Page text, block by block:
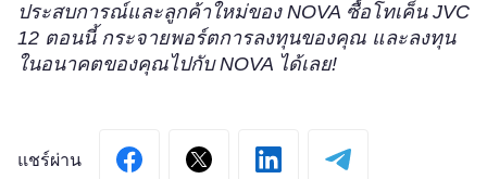
ประสบการณ์และลูกค้าใหม่ของ NOVA ซื้อโทเค็น JVC
12 ตอนนี้ กระจายพอร์ตการลงทุนของคุณ และลงทุน
ในอนาคตของคุณไปกับ NOVA ได้เลย!